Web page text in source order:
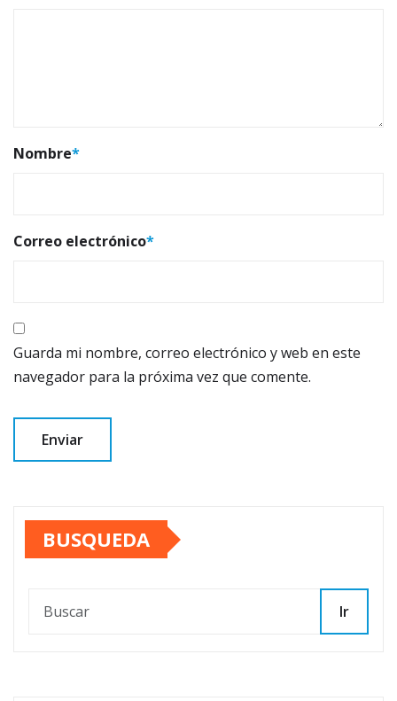
Nombre*
Correo electrónico*
Guarda mi nombre, correo electrónico y web en este
navegador para la próxima vez que comente.
BUSQUEDA
Ir